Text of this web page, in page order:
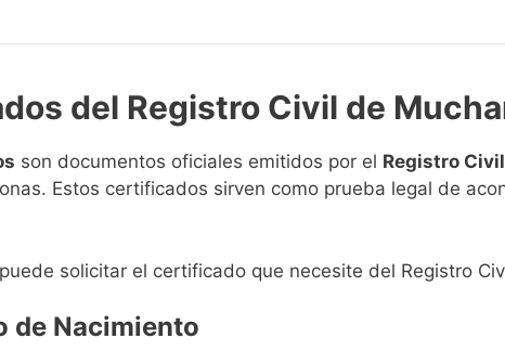
del Registro Civil de
son documentos oficiales emitidos por el Registro
Estos certificados sirven como prueba legal de
solicitar el certificado que necesite del Registro
de Nacimiento